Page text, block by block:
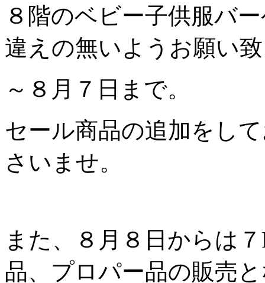
８階のベビー子供服バ
違えの無いようお願い
～８月７日まで。
セール商品の追加をし
さいませ。
また、８月８日からは
品、プロパー品の販売